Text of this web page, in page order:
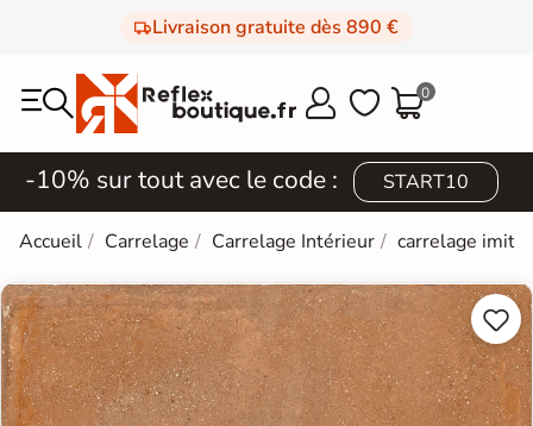
Livraison gratuite dès 890 €
  0
-10% sur tout avec le code : START10
Accueil Carrelage Carrelage Intérieur carrelage

